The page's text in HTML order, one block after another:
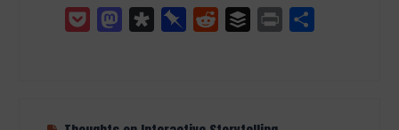
Pocket MastodonDiasporaPinboardReddit Buffer Print